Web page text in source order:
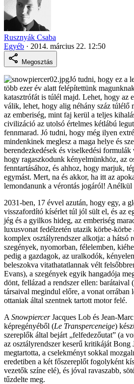
Rusznyák Csaba
Egyéb · 2014. március 22. 12:50
Megosztás
Jó tudni, hogy ez a
több ezer év alatt felépítettünk
katasztrófát is túlél majd. Lehet, hogy az
válik, lehet, hogy alig néhány száz túlélő
az emberiség, mint faj kerül a teljes
civilizáció az utolsó értelmes kétlábú
fennmarad. Jó tudni, hogy még ilyen
mindenkinek meglesz a maga helye és
berendezkedések és viselkedési
hogy ragaszkodunk kényelmünkhöz, az
fenntartásához, és ahhoz, hogy marjuk,
egymást. Mert, na és akkor, ha itt az
lemondanunk a vérontás jogáról!
2031-ben, 17 évvel azután, hogy egy, a
visszafordító kísérlet túl jól sült el, és az
jég és a gyilkos hideg, az emberiség
luxusvonat fedélzetén utazik körbe-
komplex osztályrendszer alkotja: a hátsó
szegények, nyomorban, félelemben,
pedig a gazdagok, az uralkodók,
beleszokva vitathatatlannak vélt
Evans), a szegények egyik hangadója
dönt, fellázad a rendszer ellen: barátaival
társaival megindul előre, a vonat orrában
ottaniak által szentnek tartott motor felé.
A SnowpiercerJacques Lob és Jean-
képregényéből (Le Transperceneige)
szereplők által bejárt „felfedezőutat” (a
az osztályrendszer keserű kritikáját Bong
megtartotta, a cselekményt sokkal
eredetiben a két főszereplőt fogolyként
vezetők színe elé), és jóval ravaszabb,
tűzdelte meg.